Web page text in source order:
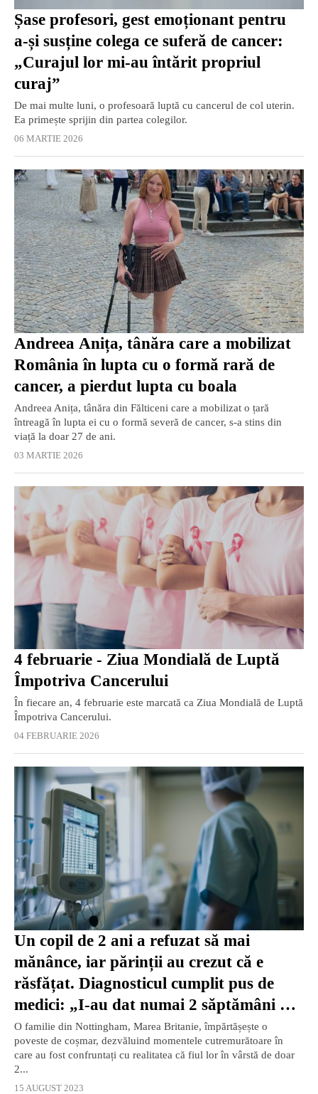
Șase profesori, gest emoționant pentru
a-și susține colega ce suferă de cancer:
„Curajul lor mi-au întărit propriul
curaj”
De mai multe luni, o profesoară luptă cu cancerul de col uterin.
Ea primește sprijin din partea colegilor.
06 MARTIE 2026
Andreea Anița, tânăra care a mobilizat
România în lupta cu o formă rară de
cancer, a pierdut lupta cu boala
Andreea Anița, tânăra din Fălticeni care a mobilizat o țară
întreagă în lupta ei cu o formă severă de cancer, s-a stins din
viață la doar 27 de ani.
03 MARTIE 2026
4 februarie - Ziua Mondială de Luptă
Împotriva Cancerului
În fiecare an, 4 februarie este marcată ca Ziua Mondială de Luptă
Împotriva Cancerului.
04 FEBRUARIE 2026
Un copil de 2 ani a refuzat să mai
mănânce, iar părinții au crezut că e
răsfățat. Diagnosticul cumplit pus de
medici: „I-au dat numai 2 săptămâni de
trăit”
O familie din Nottingham, Marea Britanie, împărtășește o
poveste de coșmar, dezvăluind momentele cutremurătoare în
care au fost confruntați cu realitatea că fiul lor în vârstă de doar
2...
15 AUGUST 2023